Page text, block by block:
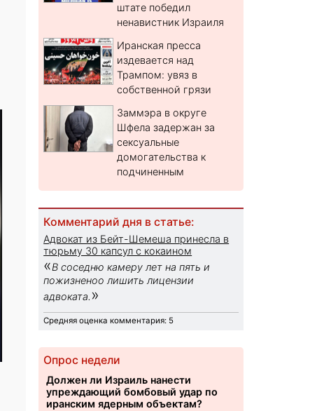
штате победил
ненавистник Израиля
Иранская пресса
издевается над
Трампом: увяз в
собственной грязи
Заммэра в округе
Шфела задержан за
сексуальные
домогательства к
подчиненным
Комментарий дня в статье:
Адвокат из Бейт-Шемеша принесла в
тюрьму 30 капсул с кокаином
«В соседню камеру лет на пять и
пожизненоо лишить лицензии
адвоката. »
Средняя оценка комментария: 5
Опрос недели
Должен ли Израиль нанести
упреждающий бомбовый удар по
иранским ядерным объектам?